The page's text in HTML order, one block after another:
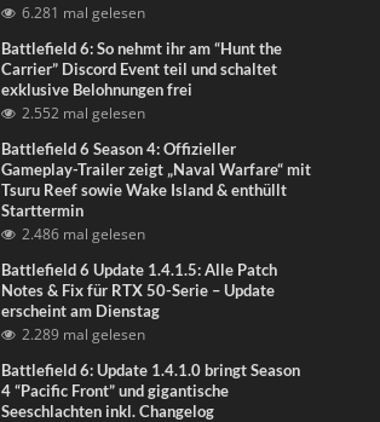
6.281 mal gelesen
Battlefield 6: So nehmt ihr am “Hunt the
Carrier” Discord Event teil und schaltet
exklusive Belohnungen frei
2.552 mal gelesen
Battlefield 6 Season 4: Offizieller
Gameplay-Trailer zeigt „Naval Warfare“ mit
Tsuru Reef sowie Wake Island & enthüllt
Starttermin
2.486 mal gelesen
Battlefield 6 Update 1.4.1.5: Alle Patch
Notes & Fix für RTX 50-Serie – Update
erscheint am Dienstag
2.289 mal gelesen
Battlefield 6: Update 1.4.1.0 bringt Season
4 “Pacific Front” und gigantische
Seeschlachten inkl. Changelog